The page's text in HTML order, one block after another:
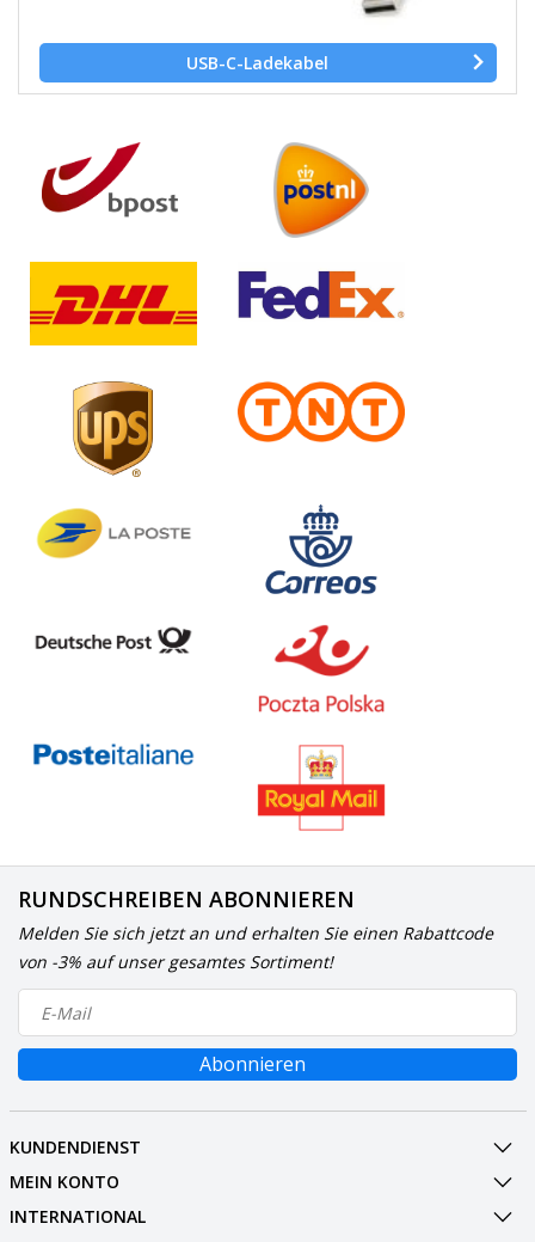
USB-C-Ladekabel
RUNDSCHREIBEN ABONNIEREN
Melden Sie sich jetzt an und erhalten Sie einen Rabattcode
von -3% auf unser gesamtes Sortiment!
Abonnieren
KUNDENDIENST
MEIN KONTO
INTERNATIONAL